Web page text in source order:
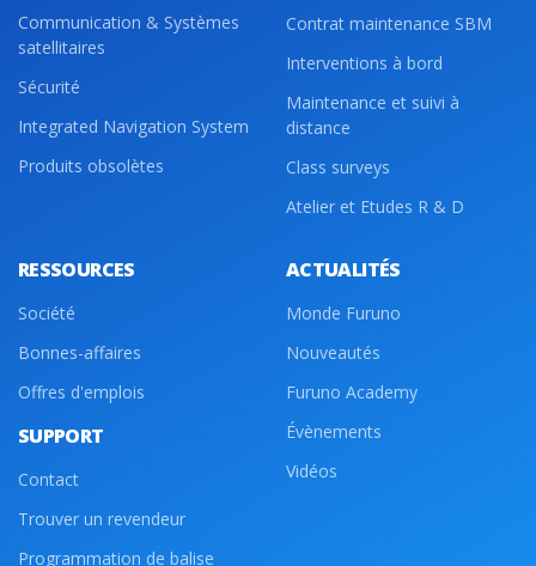
Communication & Systèmes
satellitaires
Sécurité
Integrated Navigation System
Produits obsolètes
Contrat maintenance SBM
Interventions à bord
Maintenance et suivi à
distance
Class surveys
Atelier et Etudes R & D
RESSOURCES
Société
Bonnes-affaires
Offres d'emplois
SUPPORT
Contact
Trouver un revendeur
Programmation de balise
ACTUALITÉS
Monde Furuno
Nouveautés
Furuno Academy
Évènements
Vidéos